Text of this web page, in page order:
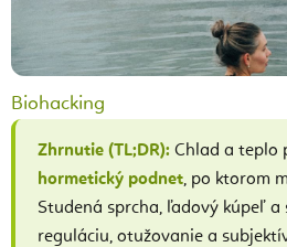
Biohacking
Zhrnutie (TL;DR): Chlad a teplo
hormetický podnet, po ktorom
Studená sprcha, ľadový kúpeľ a
reguláciu, otužovanie a